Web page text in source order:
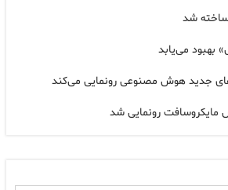
ساخته شد
بهبود می‌یابد
جدید هوش مصنوعی رونمایی می‌کند
مایکروسافت رونمایی شد